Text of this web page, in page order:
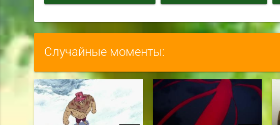
Случайные моменты: